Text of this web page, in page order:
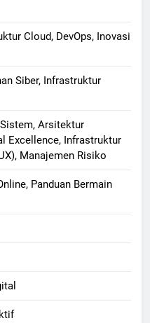
Cloud, DevOps, Inovasi
Siber, Infrastruktur
Arsitektur
Excellence, Infrastruktur
Manajemen Risiko
Panduan Bermain